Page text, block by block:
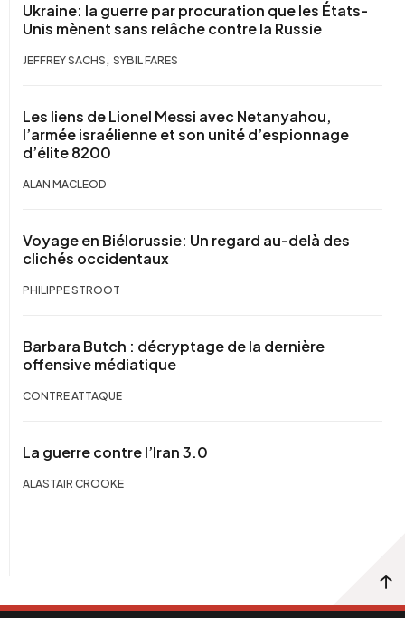
Ukraine: la guerre par procuration que les États-
Unis mènent sans relâche contre la Russie
JEFFREY SACHS, SYBIL FARES
Les liens de Lionel Messi avec Netanyahou,
l’armée israélienne et son unité d’espionnage
d’élite 8200
ALAN MACLEOD
Voyage en Biélorussie: Un regard au-delà des
clichés occidentaux
PHILIPPE STROOT
Barbara Butch : décryptage de la dernière
offensive médiatique
CONTRE ATTAQUE
La guerre contre l’Iran 3.0
ALASTAIR CROOKE